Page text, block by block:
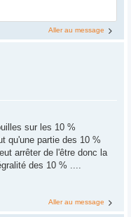
Aller au message
sur les 10 %
qu'une partie des 10 %
arrêter de l'être donc la
des 10 % ....
Aller au message